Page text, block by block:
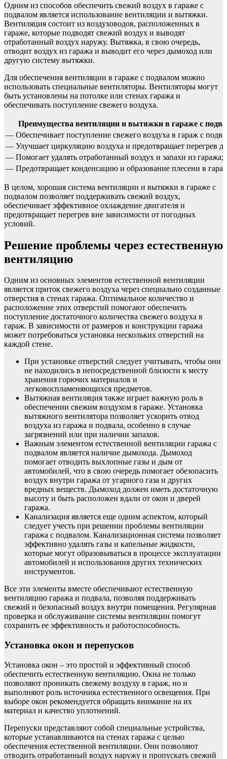
Одним из способов обеспечить свежий воздух в гараже с
подвалом является использование вентиляции и вытяжки.
Вентиляция состоит из воздуховодов, расположенных в
гараже, которые подводят свежий воздух и выводят
отработанный воздух наружу. Вытяжка, в свою очередь,
отводит воздух из гаража и выводит его через дымоход или
другую систему вытяжки.
Для обеспечения вентиляции в гараже с подвалом можно
использовать специальные вентиляторы. Вентиляторы могут
быть установлены на потолке или стенах гаража и
обеспечивать поступление свежего воздуха.
Преимущества вентиляции и вытяжки в гараже с
— Обеспечивает поступление свежего воздуха в гараж с
— Улучшает циркуляцию воздуха и предотвращает перегрев
— Помогает удалять отработанный воздух и запахи из гаража;
— Предотвращает конденсацию и образование плесени в
В целом, хорошая система вентиляции и вытяжки в гараже с
подвалом позволяет поддерживать свежий воздух,
обеспечивает эффективное охлаждение двигателя и
предотвращает перегрев вне зависимости от погодных
условий.
Решение проблемы через естественную
вентиляцию
Одним из основных элементов естественной вентиляции
является приток свежего воздуха через специально созданные
отверстия в стенах гаража. Оптимальное количество и
расположение этих отверстий помогают обеспечить
поступление достаточного количества свежего воздуха в
гараж. В зависимости от размеров и конструкции гаража
может потребоваться установка нескольких отверстий на
каждой стене.
При установке отверстий следует учитывать, чтобы они
не находились в непосредственной близости к месту
хранения горючих материалов и
легковоспламеняющихся предметов.
Вытяжная вентиляция также играет важную роль в
обеспечении свежим воздухом в гараже. Установка
вытяжного вентилятора позволяет ускорить отвод
воздуха из гаража и подвала, особенно в случае
загрязнений или при наличии запахов.
Важным элементом естественной вентиляции гаража с
подвалом является наличие дымохода. Дымоход
помогает отводить выхлопные газы и дым от
автомобилей, что в свою очередь помогает обезопасить
воздух внутри гаража от угарного газа и других
вредных веществ. Дымоход должен иметь достаточную
высоту и быть расположен вдали от окон и дверей
гаража.
Канализация является еще одним аспектом, который
следует учесть при решении проблемы вентиляции
гаража с подвалом. Канализационная система позволяет
эффективно удалять газы и капельные жидкости,
которые могут образовываться в процессе эксплуатации
автомобилей и использования других технических
инструментов.
Все эти элементы вместе обеспечивают естественную
вентиляцию гаража и подвала, позволяя поддерживать
свежий и безопасный воздух внутри помещения. Регулярная
проверка и обслуживание системы вентиляции помогут
сохранить ее эффективность и работоспособность.
Установка окон и перепусков
Установка окон – это простой и эффективный способ
обеспечить естественную вентиляцию. Окна не только
позволяют проникать свежему воздуху в гараж, но и
выполняют роль источника естественного освещения. При
выборе окон рекомендуется обращать внимание на их
материал и качество уплотнений.
Перепуски представляют собой специальные устройства,
которые устанавливаются на стенах гаража с целью
обеспечения естественной вентиляции. Они позволяют
отводить отработанный воздух наружу и пропускать свежий